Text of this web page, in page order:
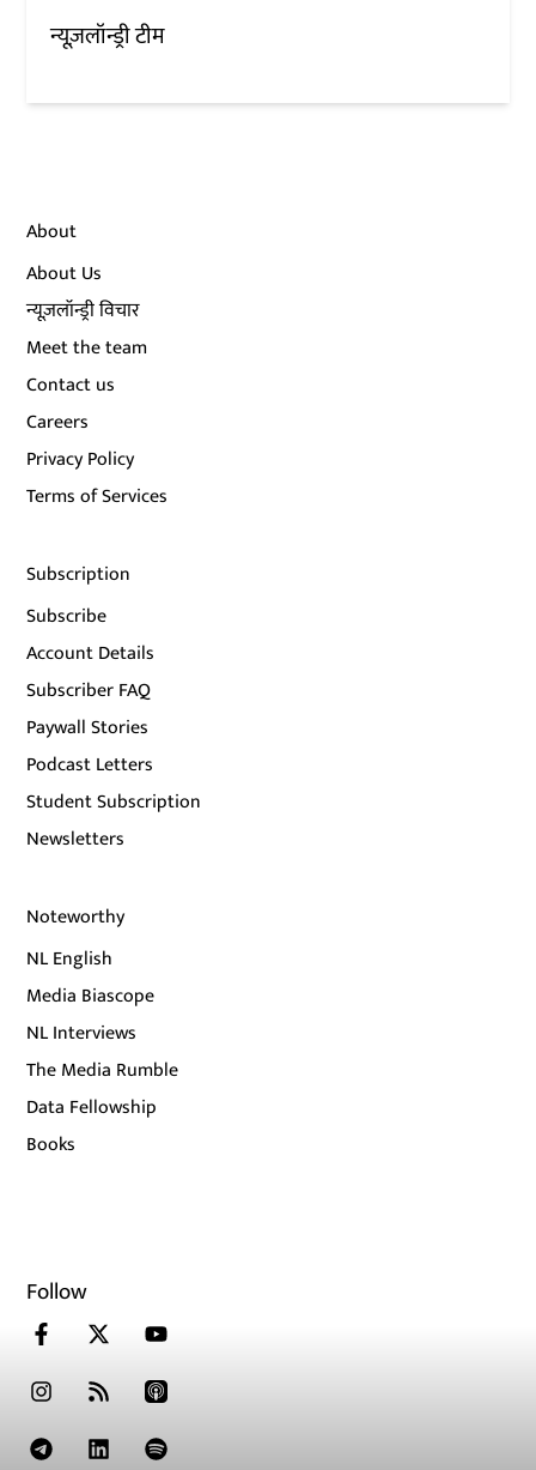
न्यूज़लॉन्ड्री टीम
About
About Us
न्यूज़लॉन्ड्री विचार
Meet the team
Contact us
Careers
Privacy Policy
Terms of Services
Subscription
Subscribe
Account Details
Subscriber FAQ
Paywall Stories
Podcast Letters
Student Subscription
Newsletters
Noteworthy
NL English
Media Biascope
NL Interviews
The Media Rumble
Data Fellowship
Books
Follow